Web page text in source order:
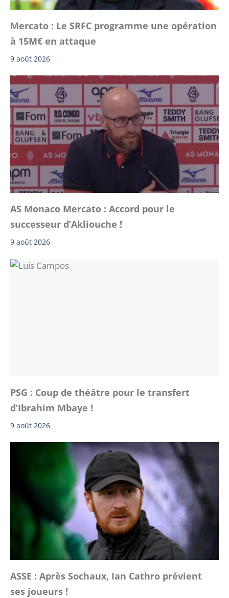
Mercato : Le SRFC programme une opération
à 15M€ en attaque
9 août 2026
AS Monaco Mercato : Accord pour le
successeur d’Akliouche !
9 août 2026
PSG : Coup de théâtre pour le transfert
d’Ibrahim Mbaye !
9 août 2026
ASSE : Après Sochaux, Ian Cathro prévient
ses joueurs !